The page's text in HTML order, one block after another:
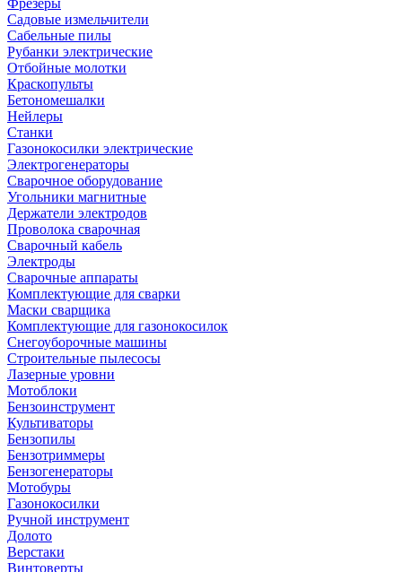
Фрезеры
Садовые измельчители
Сабельные пилы
Рубанки электрические
Отбойные молотки
Краскопульты
Бетономешалки
Нейлеры
Станки
Газонокосилки электрические
Электрогенераторы
Сварочное оборудование
Угольники магнитные
Держатели электродов
Проволока сварочная
Сварочный кабель
Электроды
Сварочные аппараты
Комплектующие для сварки
Маски сварщика
Комплектующие для газонокосилок
Снегоуборочные машины
Строительные пылесосы
Лазерные уровни
Мотоблоки
Бензоинструмент
Культиваторы
Бензопилы
Бензотриммеры
Бензогенераторы
Мотобуры
Газонокосилки
Ручной инструмент
Долото
Верстаки
Винтоверты